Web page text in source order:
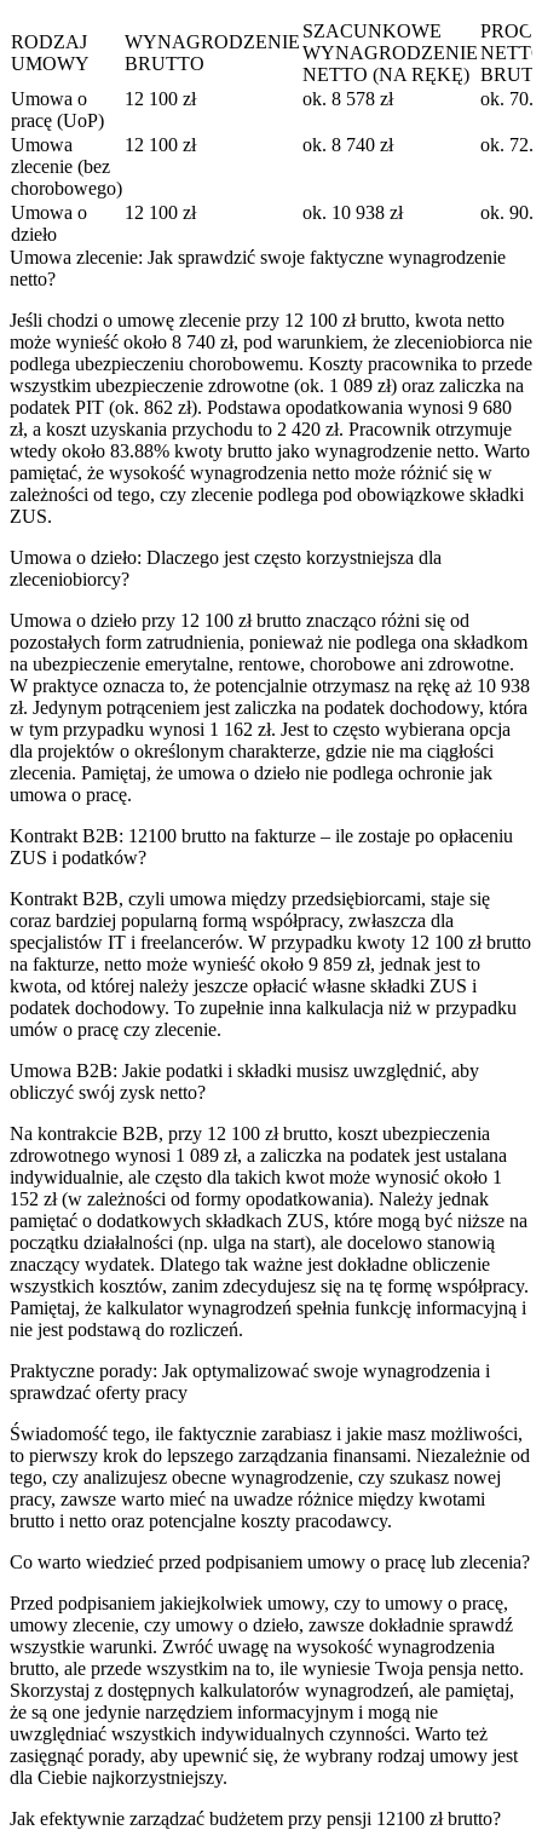
RODZAJ
UMOWY
WYNAGRODZENIE
BRUTTO
SZACUNKOWE
WYNAGRODZENIE
NETTO (NA RĘKĘ)
Umowa o
pracę (UoP)
12 100 zł ok. 8 578 zł ok.
Umowa
zlecenie (bez
chorobowego)
12 100 zł ok. 8 740 zł ok.
Umowa o
dzieło
12 100 zł ok. 10 938 zł ok.
Umowa zlecenie: Jak sprawdzić swoje faktyczne wynagrodzenie
netto?
Jeśli chodzi o umowę zlecenie przy 12 100 zł brutto, kwota netto
może wynieść około 8 740 zł, pod warunkiem, że zleceniobiorca nie
podlega ubezpieczeniu chorobowemu. Koszty pracownika to przede
wszystkim ubezpieczenie zdrowotne (ok. 1 089 zł) oraz zaliczka na
podatek PIT (ok. 862 zł). Podstawa opodatkowania wynosi 9 680
zł, a koszt uzyskania przychodu to 2 420 zł. Pracownik otrzymuje
wtedy około 83.88% kwoty brutto jako wynagrodzenie netto. Warto
pamiętać, że wysokość wynagrodzenia netto może różnić się w
zależności od tego, czy zlecenie podlega pod obowiązkowe składki
ZUS.
Umowa o dzieło: Dlaczego jest często korzystniejsza dla
zleceniobiorcy?
Umowa o dzieło przy 12 100 zł brutto znacząco różni się od
pozostałych form zatrudnienia, ponieważ nie podlega ona składkom
na ubezpieczenie emerytalne, rentowe, chorobowe ani zdrowotne.
W praktyce oznacza to, że potencjalnie otrzymasz na rękę aż 10 938
zł. Jedynym potrąceniem jest zaliczka na podatek dochodowy, która
w tym przypadku wynosi 1 162 zł. Jest to często wybierana opcja
dla projektów o określonym charakterze, gdzie nie ma ciągłości
zlecenia. Pamiętaj, że umowa o dzieło nie podlega ochronie jak
umowa o pracę.
Kontrakt B2B: 12100 brutto na fakturze – ile zostaje po opłaceniu
ZUS i podatków?
Kontrakt B2B, czyli umowa między przedsiębiorcami, staje się
coraz bardziej popularną formą współpracy, zwłaszcza dla
specjalistów IT i freelancerów. W przypadku kwoty 12 100 zł brutto
na fakturze, netto może wynieść około 9 859 zł, jednak jest to
kwota, od której należy jeszcze opłacić własne składki ZUS i
podatek dochodowy. To zupełnie inna kalkulacja niż w przypadku
umów o pracę czy zlecenie.
Umowa B2B: Jakie podatki i składki musisz uwzględnić, aby
obliczyć swój zysk netto?
Na kontrakcie B2B, przy 12 100 zł brutto, koszt ubezpieczenia
zdrowotnego wynosi 1 089 zł, a zaliczka na podatek jest ustalana
indywidualnie, ale często dla takich kwot może wynosić około 1
152 zł (w zależności od formy opodatkowania). Należy jednak
pamiętać o dodatkowych składkach ZUS, które mogą być niższe na
początku działalności (np. ulga na start), ale docelowo stanowią
znaczący wydatek. Dlatego tak ważne jest dokładne obliczenie
wszystkich kosztów, zanim zdecydujesz się na tę formę współpracy.
Pamiętaj, że kalkulator wynagrodzeń spełnia funkcję informacyjną i
nie jest podstawą do rozliczeń.
Praktyczne porady: Jak optymalizować swoje wynagrodzenia i
sprawdzać oferty pracy
Świadomość tego, ile faktycznie zarabiasz i jakie masz możliwości,
to pierwszy krok do lepszego zarządzania finansami. Niezależnie od
tego, czy analizujesz obecne wynagrodzenie, czy szukasz nowej
pracy, zawsze warto mieć na uwadze różnice między kwotami
brutto i netto oraz potencjalne koszty pracodawcy.
Co warto wiedzieć przed podpisaniem umowy o pracę lub zlecenia?
Przed podpisaniem jakiejkolwiek umowy, czy to umowy o pracę,
umowy zlecenie, czy umowy o dzieło, zawsze dokładnie sprawdź
wszystkie warunki. Zwróć uwagę na wysokość wynagrodzenia
brutto, ale przede wszystkim na to, ile wyniesie Twoja pensja netto.
Skorzystaj z dostępnych kalkulatorów wynagrodzeń, ale pamiętaj,
że są one jedynie narzędziem informacyjnym i mogą nie
uwzględniać wszystkich indywidualnych czynności. Warto też
zasięgnąć porady, aby upewnić się, że wybrany rodzaj umowy jest
dla Ciebie najkorzystniejszy.
Jak efektywnie zarządzać budżetem przy pensji 12100 zł brutto?